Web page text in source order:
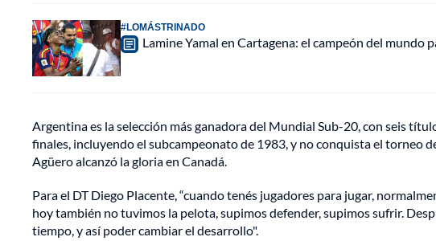
#LOMÁSTRINADO
Lamine Yamal en Cartagena: el campeón del mundo
Argentina es la selección más ganadora del Mundial Sub-20, con seis
finales, incluyendo el subcampeonato de 1983, y no conquista el torneo
Agüero alcanzó la gloria en Canadá.
Para el DT Diego Placente, “cuando tenés jugadores para jugar,
hoy también no tuvimos la pelota, supimos defender, supimos sufrir.
tiempo, y así poder cambiar el desarrollo".